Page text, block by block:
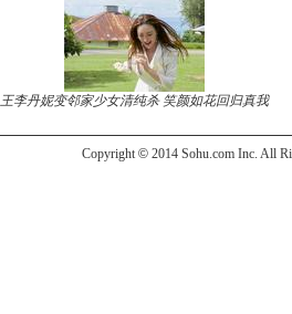
王李丹妮变邻家少女清纯杀 笑颜如花回归真我
Copyright © 2014 Sohu.com Inc. All